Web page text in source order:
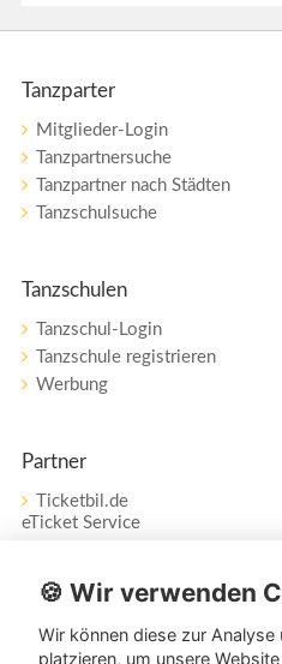
Tanzparter
Mitglieder-Login
Tanzpartnersuche
Tanzpartner nach Städten
Tanzschulsuche
Tanzschulen
Tanzschul-Login
Tanzschule registrieren
Werbung
Partner
Ticketbil.de
eTicket Service
Vertrag widerrufen
Service
🍪 Wir verwenden
Wir können diese zur
platzieren, um unsere